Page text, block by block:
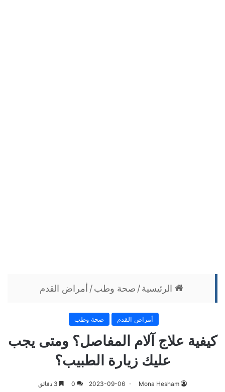
الرئيسية / صحة وطب / أمراض القدم
أمراض القدم صحة وطب
كيفية علاج آلام المفاصل؟ ومتى يجب
عليك زيارة الطبيب؟
Mona Hesham
2023-09-06
0